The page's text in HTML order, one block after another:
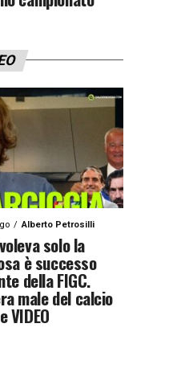
Alberto Petrosilli
solo la
è successo
della FIGC.
male del calcio
VIDEO